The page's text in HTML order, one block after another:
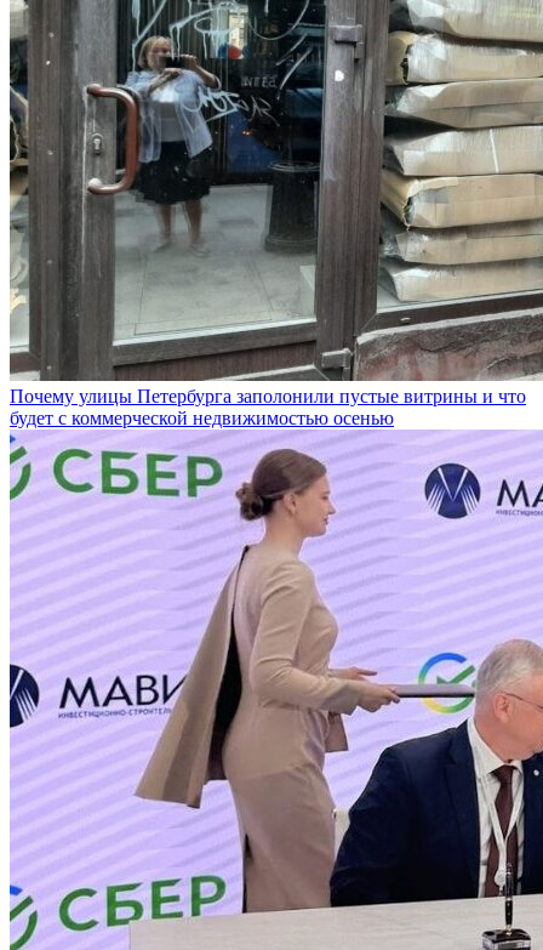
Почему улицы Петербурга заполонили пустые витрины и что
будет с коммерческой недвижимостью осенью